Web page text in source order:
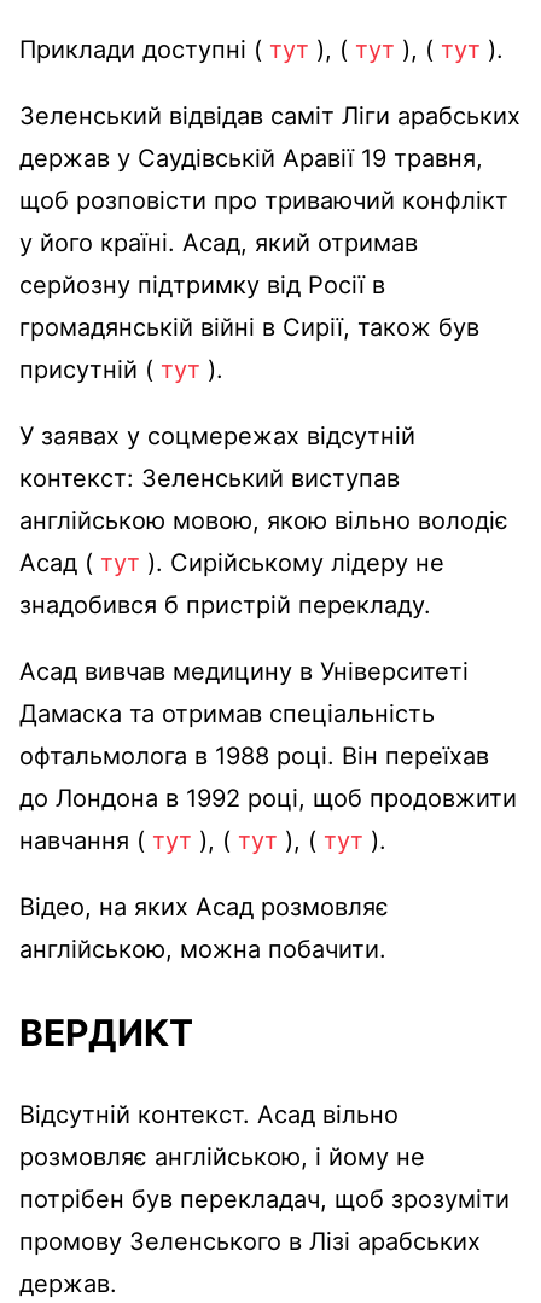
Приклади доступні ( тут ), ( тут ), ( тут ).
Зеленський відвідав саміт Ліги арабських
держав у Саудівській Аравії 19 травня,
щоб розповісти про триваючий конфлікт
у його країні. Асад, який отримав
серйозну підтримку від Росії в
громадянській війні в Сирії, також був
присутній ( тут ).
У заявах у соцмережах відсутній
контекст: Зеленський виступав
англійською мовою, якою вільно володіє
Асад ( тут ). Сирійському лідеру не
знадобився б пристрій перекладу.
Асад вивчав медицину в Університеті
Дамаска та отримав спеціальність
офтальмолога в 1988 році. Він переїхав
до Лондона в 1992 році, щоб продовжити
навчання ( тут ), ( тут ), ( тут ).
Відео, на яких Асад розмовляє
англійською, можна побачити.
ВЕРДИКТ
Відсутній контекст. Асад вільно
розмовляє англійською, і йому не
потрібен був перекладач, щоб зрозуміти
промову Зеленського в Лізі арабських
держав.